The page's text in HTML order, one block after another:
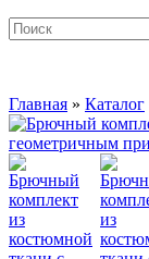
Главная » Каталог